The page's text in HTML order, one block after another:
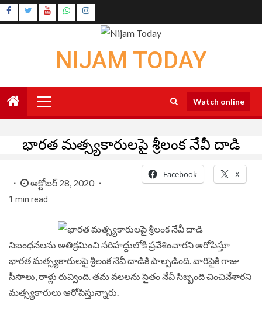
Skip
to
Instagram
NIJAM TODAY
Menu
Watch online
భారత మత్స్యకారులపై శ్రీలంక నేవీ దాడి
అక్టోబర్ 28, 2020
1 min read
Facebook X
నిబంధనలను అతిక్రమించి సరిహద్దులోకి ప్రవేశించారని ఆరోపిస్తూ
భారత మత్స్యకారులపై శ్రీలంక నేవీ దాడికి పాల్పడింది. వారిపైకి గాజు
సీసాలు, రాళ్లు రువ్వింది. తమ వలలను సైతం నేవీ సిబ్బంది చించివేశారని
మత్స్యకారులు ఆరోపిస్తున్నారు.